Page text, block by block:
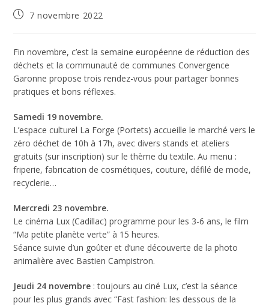
7 novembre 2022
Fin novembre, c’est la semaine européenne de réduction des
déchets et la communauté de communes Convergence
Garonne propose trois rendez-vous pour partager bonnes
pratiques et bons réflexes.
Samedi 19 novembre.
L’espace culturel La Forge (Portets) accueille le marché vers le
zéro déchet de 10h à 17h, avec divers stands et ateliers
gratuits (sur inscription) sur le thème du textile. Au menu :
friperie, fabrication de cosmétiques, couture, défilé de mode,
recyclerie…
Mercredi 23 novembre.
Le cinéma Lux (Cadillac) programme pour les 3-6 ans, le film
“Ma petite planète verte” à 15 heures.
Séance suivie d’un goûter et d’une découverte de la photo
animalière avec Bastien Campistron.
Jeudi 24 novembre : toujours au ciné Lux, c’est la séance
pour les plus grands avec “Fast fashion: les dessous de la